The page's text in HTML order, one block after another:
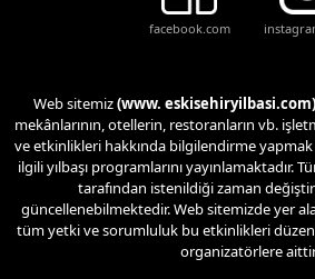
facebook.com
Web sitemiz(www. eskisehiryilbasi.com)
mekânlarının, otellerin, restoranların vb.
ve etkinlikleri hakkında bilgilendirme
ilgili yılbaşı programlarını yayınlamaktadır.
tarafından istenildiği zaman
güncellenebilmektedir. Web sitemizde yer
tüm yetki ve sorumluluk bu etkinlikleri
organizatörlere